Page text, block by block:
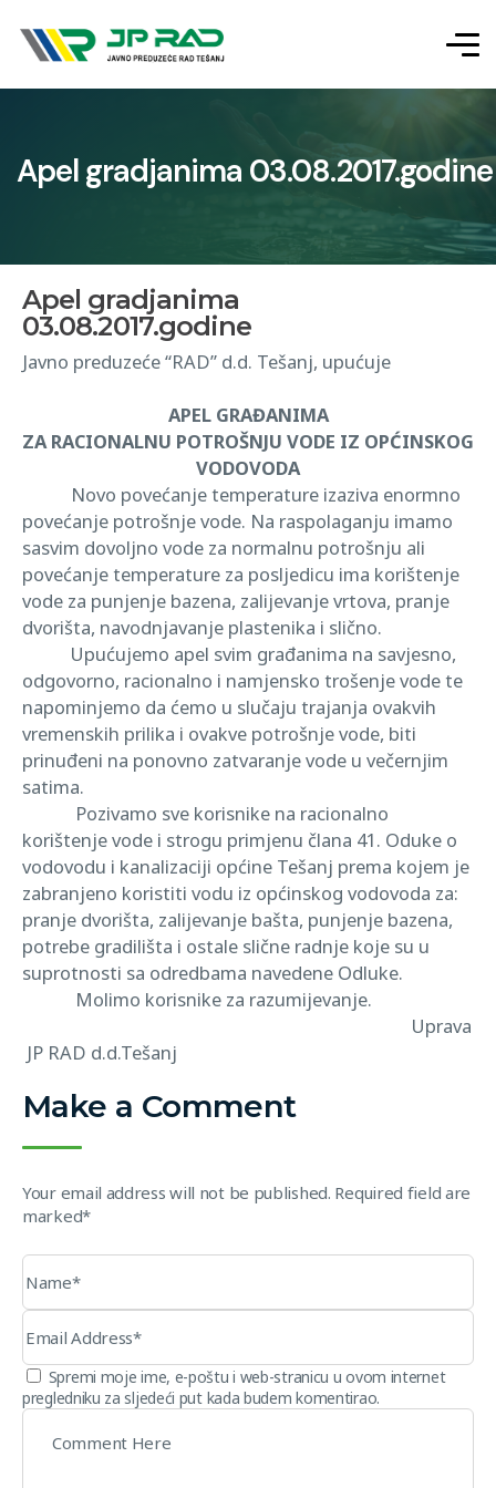
Apel gradjanima 03.08.2017.godine
Apel gradjanima
03.08.2017.godine
Javno preduzeće “RAD” d.d. Tešanj, upućuje
APEL GRAĐANIMA
ZA RACIONALNU POTROŠNJU VODE IZ OPĆINSKOG
VODOVODA
Novo povećanje temperature izaziva enormno
povećanje potrošnje vode. Na raspolaganju imamo
sasvim dovoljno vode za normalnu potrošnju ali
povećanje temperature za posljedicu ima korištenje
vode za punjenje bazena, zalijevanje vrtova, pranje
dvorišta, navodnjavanje plastenika i slično.
Upućujemo apel svim građanima na savjesno,
odgovorno, racionalno i namjensko trošenje vode te
napominjemo da ćemo u slučaju trajanja ovakvih
vremenskih prilika i ovakve potrošnje vode, biti
prinuđeni na ponovno zatvaranje vode u večernjim
satima.
Pozivamo sve korisnike na racionalno
korištenje vode i strogu primjenu člana 41. Oduke o
vodovodu i kanalizaciji općine Tešanj prema kojem je
zabranjeno koristiti vodu iz općinskog vodovoda za:
pranje dvorišta, zalijevanje bašta, punjenje bazena,
potrebe gradilišta i ostale slične radnje koje su u
suprotnosti sa odredbama navedene Odluke.
Molimo korisnike za razumijevanje.
Uprava
JP RAD d.d.Tešanj
Make a Comment
Your email address will not be published. Required field are
marked*
Spremi moje ime, e-poštu i web-stranicu u ovom internet
pregledniku za sljedeći put kada budem komentirao.